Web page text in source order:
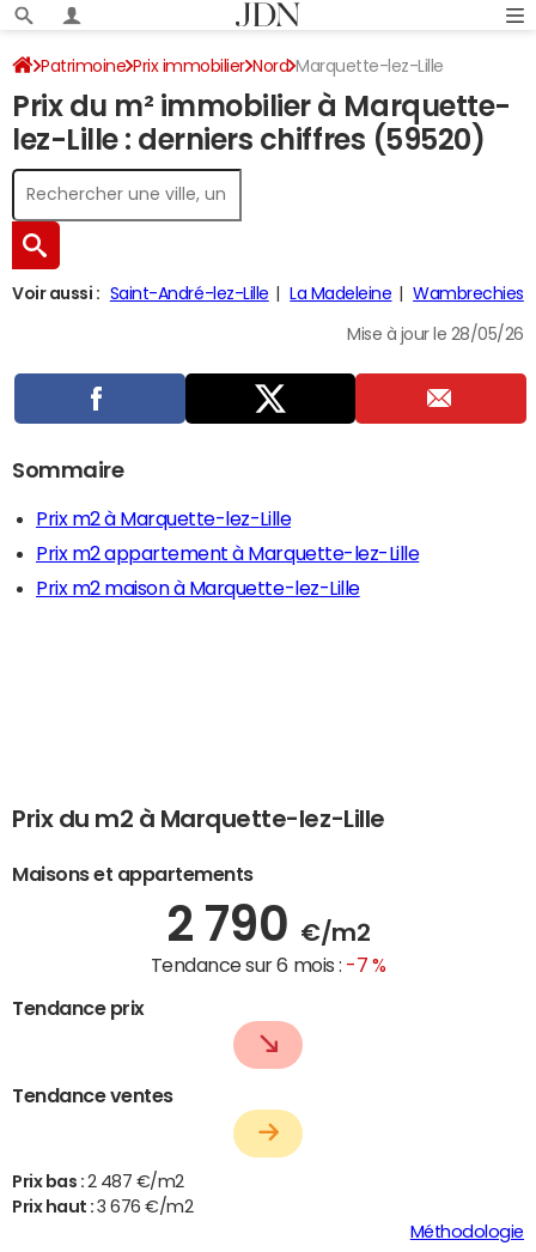
Patrimoine Prix immobilier Nord Marquette-lez-Lille
Prix du m² immobilier à Marquette-
lez-Lille : derniers chiffres (59520)
Voir aussi : Saint-André-lez-Lille La Madeleine Wambrechies
Mise à jour le 28/05/26
Sommaire
Prix m2 à Marquette-lez-Lille
Prix m2 appartement à Marquette-lez-Lille
Prix m2 maison à Marquette-lez-Lille
Prix du m2 à Marquette-lez-Lille
Maisons et appartements
2 790 €/m2
Tendance sur 6 mois : -7 %
Tendance prix
Tendance ventes
Prix bas : 2 487 €/m2
Prix haut :3 676 €/m2
Méthodologie